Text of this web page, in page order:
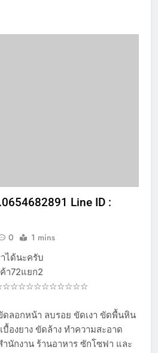
Line ID :
0 1 mins
ได้นะครับ
า72แยก2
ลอกหน้า ลบรอย ขัดเงา ขัดพื้นหิน
องยาง ขัดล้าง ทำความสะอาด
ำนักงาน ร้านอาหาร ซักโซฟา และ